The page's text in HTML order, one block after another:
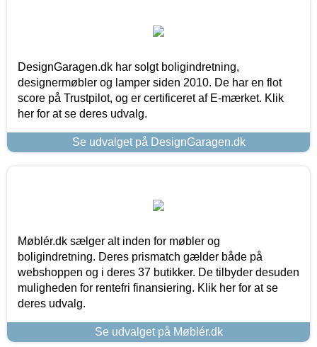
DesignGaragen.dk har solgt boligindretning,
designermøbler og lamper siden 2010. De har en flot
score på Trustpilot, og er certificeret af E-mærket. Klik
her for at se deres udvalg.
Se udvalget på DesignGaragen.dk
Møblér.dk sælger alt inden for møbler og
boligindretning. Deres prismatch gælder både på
webshoppen og i deres 37 butikker. De tilbyder desuden
muligheden for rentefri finansiering. Klik her for at se
deres udvalg.
Se udvalget på Møblér.dk